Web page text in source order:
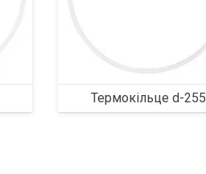
Термокільце d-255